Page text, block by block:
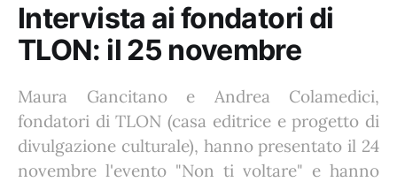
Intervista ai fondatori di
TLON: il 25 novembre
Maura Gancitano e Andrea Colamedici,
fondatori di TLON (casa editrice e progetto di
divulgazione culturale), hanno presentato il 24
novembre l'evento "Non ti voltare" e hanno